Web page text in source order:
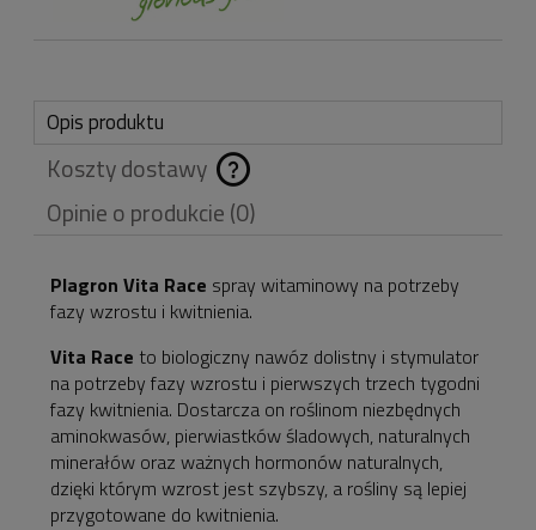
Opis produktu
Koszty dostawy
Cena nie zawiera
ewentualnych kosztów
płatności
Opinie o produkcie (0)
Plagron Vita Race spray witaminowy na potrzeby
fazy wzrostu i kwitnienia.
Vita Race to biologiczny nawóz dolistny i stymulator
na potrzeby fazy wzrostu i pierwszych trzech tygodni
fazy kwitnienia. Dostarcza on roślinom niezbędnych
aminokwasów, pierwiastków śladowych, naturalnych
minerałów oraz ważnych hormonów naturalnych,
dzięki którym wzrost jest szybszy, a rośliny są lepiej
przygotowane do kwitnienia.